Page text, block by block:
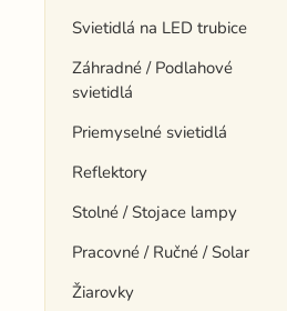
Svietidlá na LED trubice
Záhradné / Podlahové
svietidlá
Priemyselné svietidlá
Reflektory
Stolné / Stojace lampy
Pracovné / Ručné / Solar
Žiarovky